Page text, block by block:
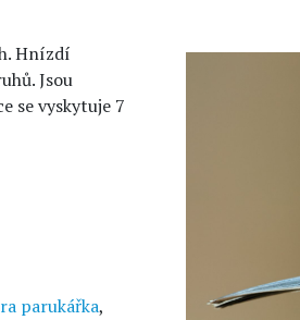
Hnízdí
Jsou
se vyskytuje 7
parukářka,